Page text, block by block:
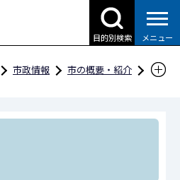
目的別検索 メニュー
市政情報
市の概要・紹介
危機管理課